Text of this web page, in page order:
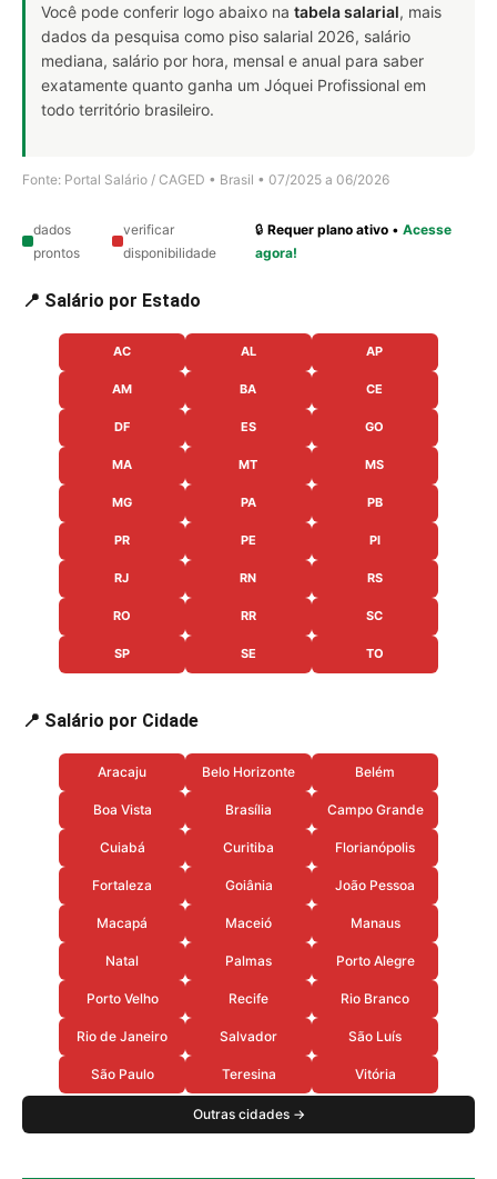
Você pode conferir logo abaixo na tabela salarial, mais
dados da pesquisa como piso salarial 2026, salário
mediana, salário por hora, mensal e anual para saber
exatamente quanto ganha um Jóquei Profissional em
todo território brasileiro.
Fonte: Portal Salário / CAGED • Brasil • 07/2025 a 06/2026
dados
prontos
verificar
disponibilidade
🔒Requer plano ativo •Acesse
agora!
📍 Salário por Estado
AC AL AP
AM BA CE
DF ES GO
MA MT MS
MG PA PB
PR PE PI
RJ RN RS
RO RR SC
SP SE TO
📍 Salário por Cidade
Aracaju Belo Horizonte Belém
Boa Vista Brasília Campo Grande
Cuiabá Curitiba Florianópolis
Fortaleza Goiânia João Pessoa
Macapá Maceió Manaus
Natal Palmas Porto Alegre
Porto Velho Recife Rio Branco
Rio de Janeiro Salvador São Luís
São Paulo Teresina Vitória
Outras cidades →